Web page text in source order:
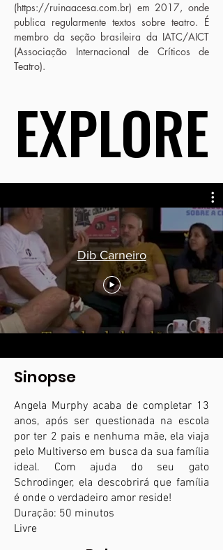
(https://ruinaacesa.com.br) em 2017, onde
publica regularmente textos sobre teatro. É
membro da seção brasileira da IATC/AICT
(Associação Internacional de Críticos de
Teatro).
EXPLORE
EXPLORE
Dib Carneiro
Sinopse
Angela Murphy acaba de completar 13
anos, após ser questionada na ​escola
por ter 2 pais e nenhuma mãe, ela viaja
pelo Multiverso em busca da sua família
ideal. Com ajuda do seu gato
Schrodinger, ela descobrirá que família
é onde o verdadeiro amor reside!
Duração: 50 minutos
Livre